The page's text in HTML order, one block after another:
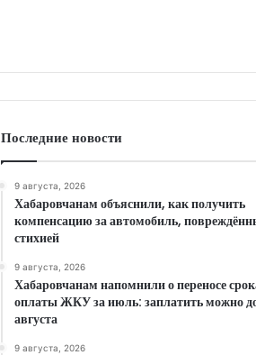
Последние новости
9 августа, 2026
Хабаровчанам объяснили, как получить
компенсацию за автомобиль,
стихией
9 августа, 2026
Хабаровчанам напомнили о переносе
оплаты ЖКУ за июль: заплатить можно
августа
9 августа, 2026